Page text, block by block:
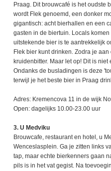
Praag. Dit brouwcafé is het oudste
wordt Flek genoemd, een donker
gigantisch: acht bierhallen en een
gasten in de biertuin. Locals
uitstekende bier is te aantrekkelijk
Flek bier kunt drinken. Zodra je
kruidenbitter. Maar let op! Dit is
Ondanks de busladingen is deze
terwijl je het beste bier in Praag
Adres: Kremencova 11 in de wijk
Open: dagelijks 10.00-23.00 uur
3. U Medviku
Brouwcafe, restaurant en hotel, u
Wenceslasplein. Ga je zitten links
tap, maar echte bierkenners gaan
pils is in het vat gegist. Na